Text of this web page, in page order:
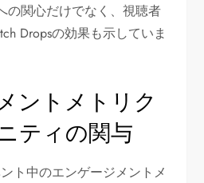
の関心だけでなく、視聴者
Dropsの効果も示していま
ントメトリク
ティの関与
ト中のエンゲージメントメ